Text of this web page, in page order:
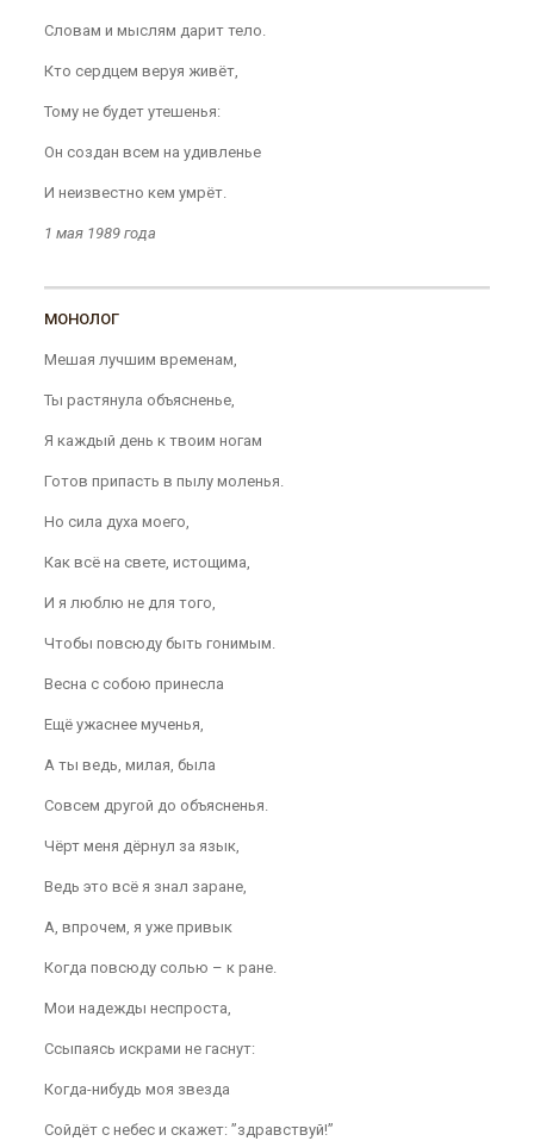
Словам и мыслям дарит тело.
Кто сердцем веруя живёт,
Тому не будет утешенья:
Он создан всем на удивленье
И неизвестно кем умрёт.
1 мая 1989 года
МОНОЛОГ
Мешая лучшим временам,
Ты растянула объясненье,
Я каждый день к твоим ногам
Готов припасть в пылу моленья.
Но сила духа моего,
Как всё на свете, истощима,
И я люблю не для того,
Чтобы повсюду быть гонимым.
Весна с собою принесла
Ещё ужаснее мученья,
А ты ведь, милая, была
Совсем другой до объясненья.
Чёрт меня дёрнул за язык,
Ведь это всё я знал заране,
А, впрочем, я уже привык
Когда повсюду солью – к ране.
Мои надежды неспроста,
Ссыпаясь искрами не гаснут:
Когда-нибудь моя звезда
Сойдёт с небес и скажет: ”здравствуй!”